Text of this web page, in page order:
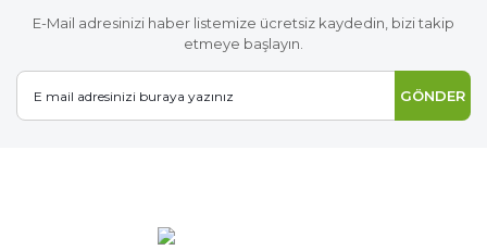
E-Mail adresinizi haber listemize ücretsiz kaydedin, bizi takip
etmeye başlayın.
GÖNDER